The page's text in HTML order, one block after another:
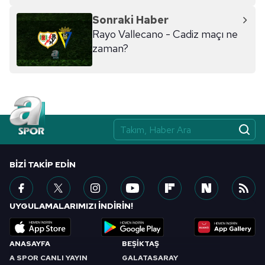
ilgili mevzuata uygun olarak kullanılan çerezlerle ilgili bilgi
almak için lütfen tıklayınız.
Sonraki Haber
Rayo Vallecano - Cadiz maçı ne
zaman?
ANASAYFA
A SPOR CANLI YAYIN
BEŞİKTAŞ
GALATASARAY
BIZI TAKIP EDIN
UYGULAMALARIMIZI İNDİRİN!